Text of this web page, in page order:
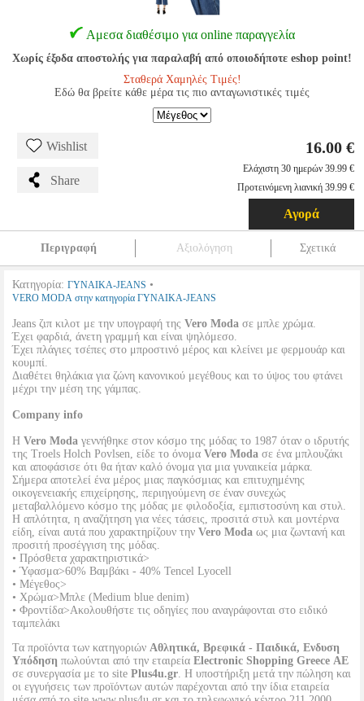
Αμεσα διαθέσιμο για online παραγγελία
Χωρίς έξοδα αποστολής για παραλαβή από οποιοδήποτε eshop point!
Σταθερά Χαμηλές Τιμές!
Εδώ θα βρείτε κάθε μέρα τις πιο ανταγωνιστικές τιμές
Wishlist
Share
16.00 €
Ελάχιστη 30 ημερών 39.99 €
Προτεινόμενη λιανική 39.99 €
Αγορά
Περιγραφή Αξιολόγηση Σχετικά
Κατηγορία: ΓΥΝΑΙΚΑ-JEANS •
VERO MODA στην κατηγορία ΓΥΝΑΙΚΑ-JEANS
Jeans ζιπ κιλοτ με την υπογραφή της Vero Moda σε μπλε χρώμα.
Έχει φαρδιά, άνετη γραμμή και είναι ψηλόμεσο.
Έχει πλάγιες τσέπες στο μπροστινό μέρος και κλείνει με φερμουάρ και
κουμπί.
Διαθέτει θηλάκια για ζώνη κανονικού μεγέθους και το ύψος του φτάνει
μέχρι την μέση της γάμπας.
Company info
Η Vero Moda γεννήθηκε στον κόσμο της μόδας το 1987 όταν ο ιδρυτής
της Troels Holch Povlsen, είδε το όνομα Vero Moda σε ένα μπλουζάκι
και αποφάσισε ότι θα ήταν καλό όνομα για μια γυναικεία μάρκα.
Σήμερα αποτελεί ένα μέρος μιας παγκόσμιας και επιτυχημένης
οικογενειακής επιχείρησης, περιηγούμενη σε έναν συνεχώς
μεταβαλλόμενο κόσμο της μόδας με φιλοδοξία, εμπιστοσύνη και στυλ.
Η απλότητα, η αναζήτηση για νέες τάσεις, προσιτά στυλ και μοντέρνα
είδη, είναι αυτά που χαρακτηρίζουν την Vero Moda ως μια ζωντανή και
προσιτή προσέγγιση της μόδας.
• Πρόσθετα χαρακτηριστικά>
• Ύφασμα>60% Βαμβάκι - 40% Tencel Lyocell
• Μέγεθος>
• Χρώμα>Μπλε (Medium blue denim)
• Φροντίδα>Ακολουθήστε τις οδηγίες που αναγράφονται στο ειδικό
ταμπελάκι
Τα προϊόντα των κατηγοριών Αθλητικά, Βρεφικά - Παιδικά, Ενδυση
Υπόδηση πωλούνται από την εταιρεία Electronic Shopping Greece ΑΕ
σε συνεργασία με το site Plus4u.gr. Η υποστήριξη μετά την πώληση και
οι εγγυήσεις των προϊόντων αυτών παρέχονται από την ίδια εταιρεία